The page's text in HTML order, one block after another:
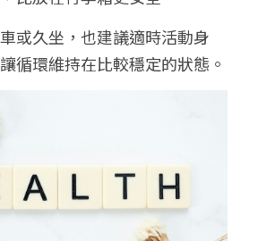
或久坐，也建議適時活動身
循環維持在比較穩定的狀態。